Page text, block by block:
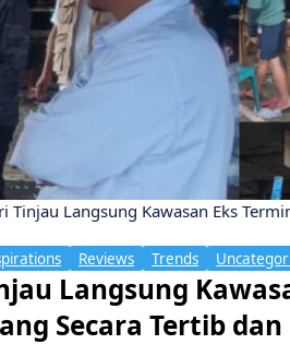
Tinjau Langsung Kawasan Eks
Reviews Trends
Langsung
Secara Tertib